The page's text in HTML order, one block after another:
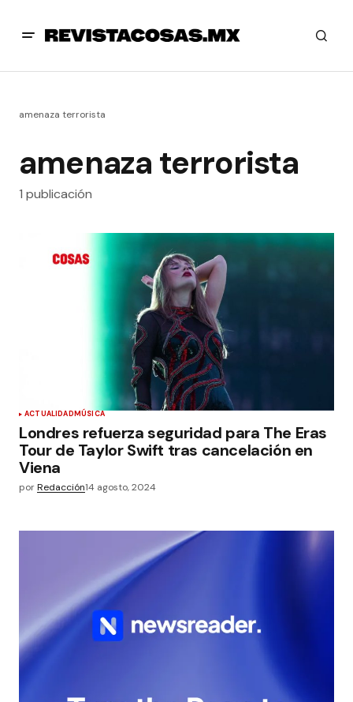
amenaza terrorista
amenaza terrorista
1 publicación
ACTUALIDADMÚSICA
Londres refuerza seguridad para The Eras
Tour de Taylor Swift tras cancelación en
Viena
porRedacción14 agosto, 2024